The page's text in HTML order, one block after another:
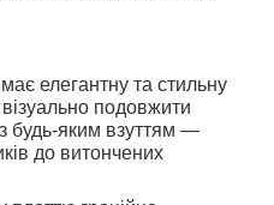
елегантну та стильну
подовжити
будь-яким взуттям —
до витончених